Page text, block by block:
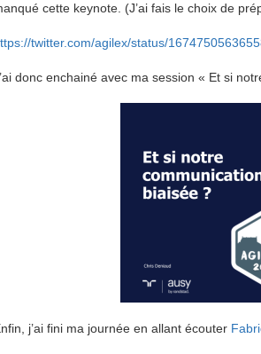
cette keynote. (J’ai fais le choix de
twitter.com/agilex/status/
donc enchainé avec ma session « Et si
j’ai fini ma journée en allant écouter